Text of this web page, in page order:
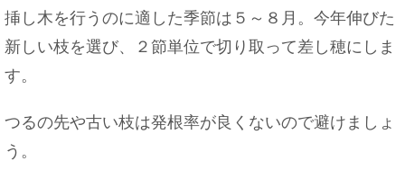
挿し木を行うのに適した季節は５～８月。今年伸びた
新しい枝を選び、２節単位で切り取って差し穂にしま
す。
つるの先や古い枝は発根率が良くないので避けましょ
う。